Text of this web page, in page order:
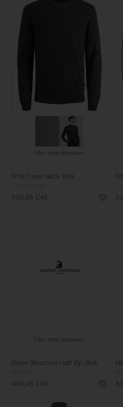
Fås i flere størrelser
Emil Crew Neck Strik
299,95 DKK
Fås i flere størrelser
Dane Structure Half Zip Strik
499,95 DKK